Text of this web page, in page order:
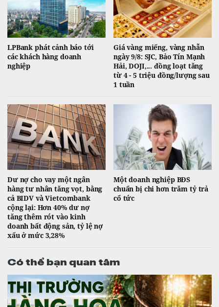
LPBank phát cảnh báo tới
các khách hàng doanh
nghiệp
Giá vàng miếng, vàng nhẫn
ngày 9/8: SJC, Bảo Tín Mạnh
Hải, DOJI,... đồng loạt tăng
từ 4 - 5 triệu đồng/lượng sau
1 tuần
Dư nợ cho vay một ngân
hàng tư nhân tăng vọt, bằng
cả BIDV và Vietcombank
cộng lại: Hơn 40% dư nợ
tăng thêm rót vào kinh
doanh bất động sản, tỷ lệ nợ
xấu ở mức 3,28%
Một doanh nghiệp BĐS
chuẩn bị chi hơn trăm tỷ trả
cổ tức
Có thể bạn quan tâm